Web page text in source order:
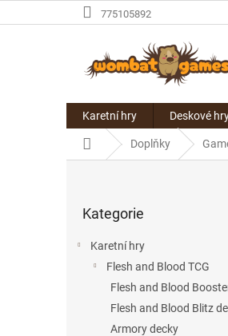
na
775105892
Karetní hry Deskové
Domů Doplňky
kategorie
Kategorie
Karetní hry
Flesh and Blood TCG
Flesh and Blood
Flesh and Blood Blitz
Armory decky